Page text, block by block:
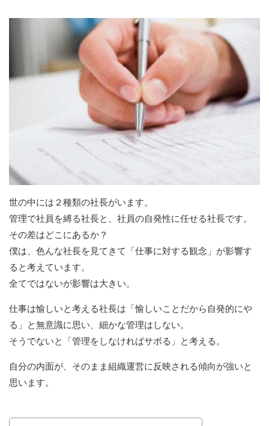
世の中には２種類の社長がいます。
管理で社員を縛る社長と、社員の自発性に任せる社長です。
その差はどこにあるか？
僕は、色んな社長を見てきて「仕事に対する観念」が影響す
ると考えています。
全てではないが影響は大きい。
仕事は愉しいと考える社長は「愉しいことだから自発的にや
る」と無意識に思い、細かな管理はしない。
そうでないと「管理をしなければサボる」と考える。
自分の内面が、そのまま組織運営に反映される傾向が強いと
思います。